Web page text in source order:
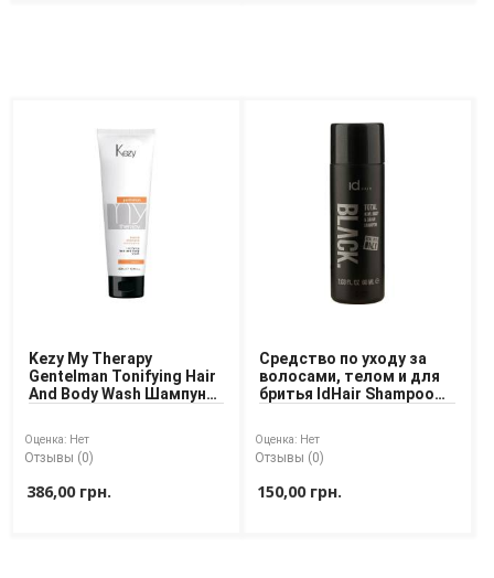
Kezy My Therapy
Gentelman Tonifying Hair
And Body Wash Шампунь-
Оценка: Нет
Отзывы (0)
386,00 грн.
Средство по уходу за
волосами, телом и для
бритья IdHair Shampoo
Оценка: Нет
Отзывы (0)
150,00 грн.